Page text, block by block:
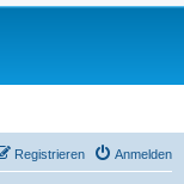
Anmelden
Registrieren